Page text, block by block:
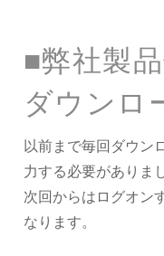
■弊社製
ダウンロ
以前まで毎回ダウン
力する必要がありま
次回からはログオン
なります。